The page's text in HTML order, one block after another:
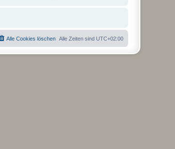
Alle Zeiten sind UTC+02:00
Alle Cookies löschen